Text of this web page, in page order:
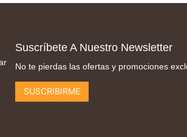
Suscríbete A Nuestro Newsletter
No te pierdas las ofertas y promociones
SUSCRIBIRME